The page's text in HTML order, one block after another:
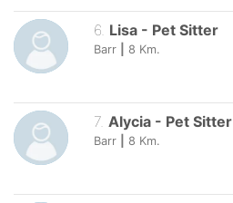
6. Lisa - Pet Sitter
Barr 8 Km.
7. Alycia - Pet Sitter
Barr 8 Km.